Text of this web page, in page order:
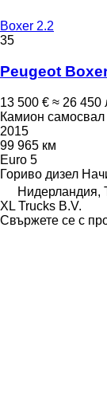
Boxer 2.2
35
Peugeot
13 500 € ≈ 26 450
Камион самосвал
2015
99 965 км
Euro 5
Гориво дизел
Нидерландия,
XL Trucks B.V.
Свържете се с